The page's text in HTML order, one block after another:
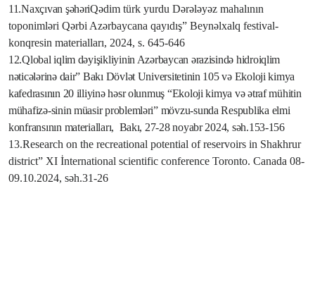
11.Naxçıvan şəhəriQədim türk yurdu Dərələyəz mahalının
toponimləri Qərbi Azərbaycana qayıdış” Beynəlxalq festival-
konqresin materialları, 2024, s. 645-646
12.Qlobal iqlim dəyişikliyinin Azərbaycan ərazisində hidroiqlim
nəticələrinə dair” Bakı Dövlət Universitetinin 105 və Ekoloji kimya
kafedrasının 20 illiyinə həsr olunmuş “Ekoloji kimya və ətraf mühitin
mühafizə-sinin müasir problemləri” mövzu-sunda Respublika elmi
konfransının materialları, Bakı, 27-28 noyabr 2024, səh.153-156
13.Research on the recreational potential of reservoirs in Shakhrur
district” XI İnternational scientific conference Toronto. Canada 08-
09.10.2024, səh.31-26